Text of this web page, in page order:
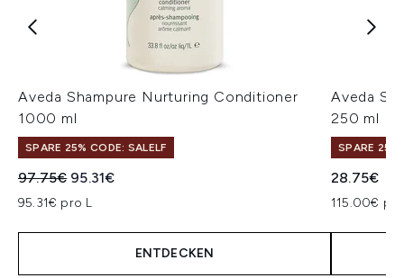
Aveda Shampure Nurturing Conditioner
1000 ml
SPARE 25% CODE: SALELF
Unverbindliche Preisempfehlung:
97.75€ Aktueller Preis:
95.31€
95.31€ pro L
ENTDECKEN
Aveda
250 ml
SPARE 25%
28.75€
115.00€